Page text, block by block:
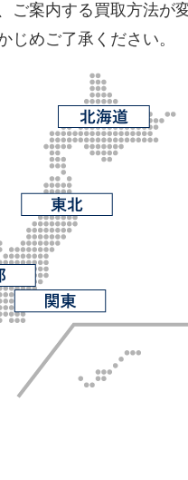
ご案内する買取方法が
じめご了承ください。